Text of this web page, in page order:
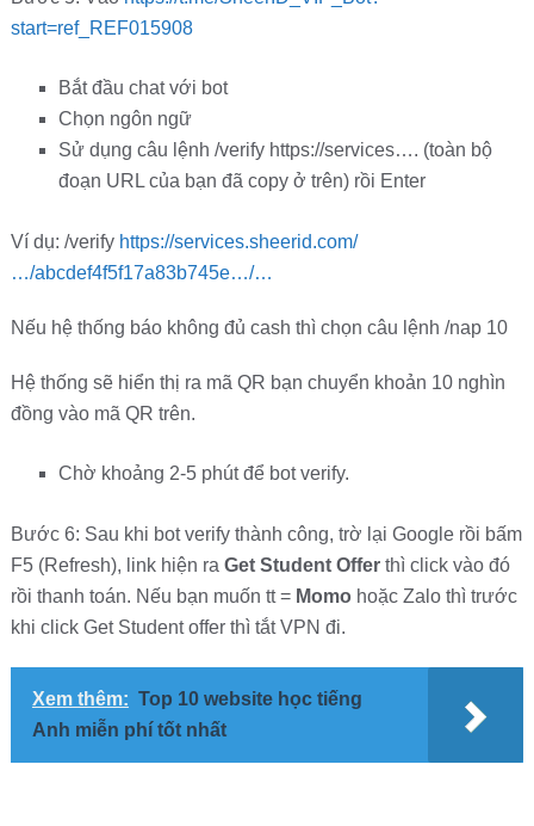
start=ref_REF015908
Bắt đầu chat với bot
Chọn ngôn ngữ
Sử dụng câu lệnh /verify https://services…. (toàn bộ
đoạn URL của bạn đã copy ở trên) rồi Enter
Ví dụ: /verify https://services.sheerid.com/
…/abcdef4f5f17a83b745e…/…
Nếu hệ thống báo không đủ cash thì chọn câu lệnh /nap 10
Hệ thống sẽ hiển thị ra mã QR bạn chuyển khoản 10 nghìn
đồng vào mã QR trên.
Chờ khoảng 2-5 phút để bot verify.
Bước 6: Sau khi bot verify thành công, trờ lại Google rồi bấm
F5 (Refresh), link hiện ra Get Student Offerthì click vào đó
rồi thanh toán. Nếu bạn muốn tt = Momo hoặc Zalo thì trước
khi click Get Student offer thì tắt VPN đi.
Xem thêm: Top 10 website học tiếng
Anh miễn phí tốt nhất